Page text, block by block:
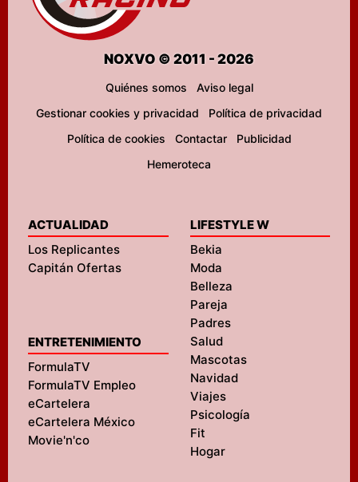
NOXVO © 2011 - 2026
Quiénes somos
Aviso legal
Gestionar cookies y privacidad
Política de privacidad
Política de cookies
Contactar
Publicidad
Hemeroteca
ACTUALIDAD
Los Replicantes
Capitán Ofertas
ENTRETENIMIENTO
FormulaTV
FormulaTV Empleo
eCartelera
eCartelera México
Movie'n'co
LIFESTYLE W
Bekia
Moda
Belleza
Pareja
Padres
Salud
Mascotas
Navidad
Viajes
Psicología
Fit
Hogar